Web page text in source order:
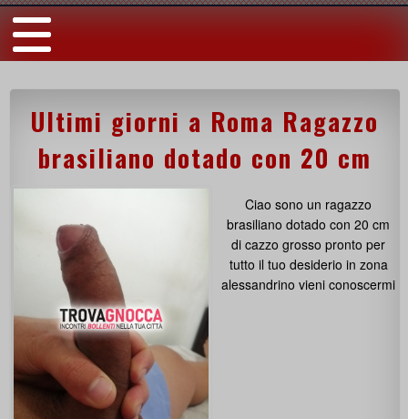
Ultimi giorni a Roma Ragazzo
brasiliano dotado con 20 cm
Ciao sono un ragazzo
brasiliano dotado con 20 cm
di cazzo grosso pronto per
tutto il tuo desiderio in zona
alessandrino vieni conoscermi